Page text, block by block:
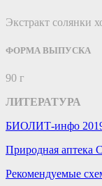
Экстракт солянки
ФОРМА ВЫПУСКА
90 г
ЛИТЕРАТУРА
БИОЛИТ-инфо
Природная аптека
Рекомендуемые